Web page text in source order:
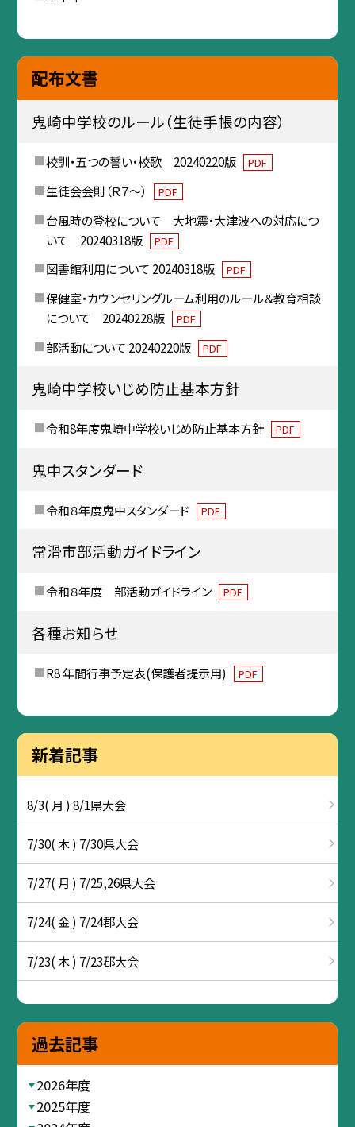
配布文書
鬼崎中学校のルール（生徒手帳の内容）
校訓・五つの誓い・校歌 20240220版 PDF
生徒会会則（Ｒ７～） PDF
台風時の登校について 大地震・大津波への対応につ
いて 20240318版
PDF
図書館利用について 20240318版 PDF
保健室・カウンセリングルーム利用のルール＆教育相談
について 20240228版
PDF
部活動について 20240220版 PDF
鬼崎中学校いじめ防止基本方針
令和8年度鬼崎中学校いじめ防止基本方針 PDF
鬼中スタンダード
令和８年度鬼中スタンダード PDF
常滑市部活動ガイドライン
令和８年度 部活動ガイドライン PDF
各種お知らせ
R8 年間行事予定表(保護者提示用) PDF
新着記事
8/3( 月 ) 8/1県大会
7/30( 木 ) 7/30県大会
7/27( 月 ) 7/25,26県大会
7/24( 金 ) 7/24郡大会
7/23( 木 ) 7/23郡大会
過去記事
2026年度
2025年度